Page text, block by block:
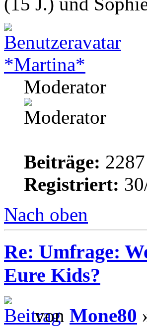
*Martina*
Moderator
Beiträge: 2287
Registriert:
Nach oben
Re: Umfrage:
Eure Kids?
von Mone80